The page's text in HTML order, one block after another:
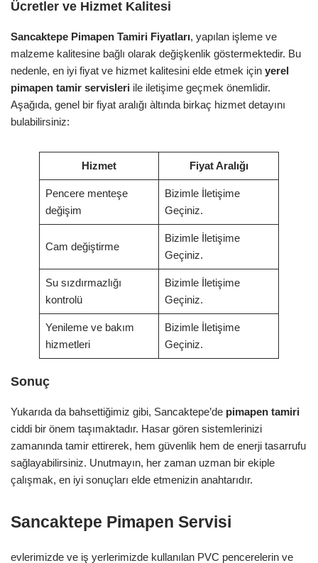
Ücretler ve Hizmet Kalitesi
Sancaktepe Pimapen Tamiri Fiyatları, yapılan işleme ve
malzeme kalitesine bağlı olarak değişkenlik göstermektedir. Bu
nedenle, en iyi fiyat ve hizmet kalitesini elde etmek için yerel
pimapen tamir servisleri ile iletişime geçmek önemlidir.
Aşağıda, genel bir fiyat aralığı àltında birkaç hizmet detayını
bulabilirsiniz:
Hizmet Fiyat Aralığı
Pencere menteşe
değişim
Bizimle İletişime
Geçiniz.
Cam değiştirme
Bizimle İletişime
Geçiniz.
Su sızdırmazlığı
kontrolü
Bizimle İletişime
Geçiniz.
Yenileme ve bakım
hizmetleri
Bizimle İletişime
Geçiniz.
Sonuç
Yukarıda da bahsettiğimiz gibi, Sancaktepe’de pimapen tamiri
ciddi bir önem taşımaktadır. Hasar gören sistemlerinizi
zamanında tamir ettirerek, hem güvenlik hem de enerji tasarrufu
sağlayabilirsiniz. Unutmayın, her zaman uzman bir ekiple
çalışmak, en iyi sonuçları elde etmenizin anahtarıdır.
Sancaktepe Pimapen Servisi
evlerimizde ve iş yerlerimizde kullanılan PVC pencerelerin ve